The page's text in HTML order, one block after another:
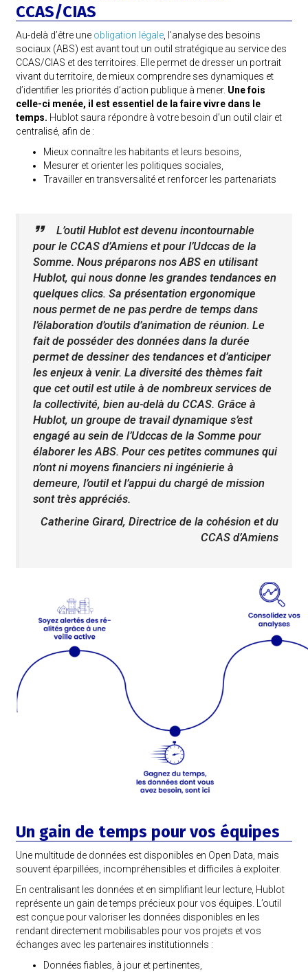
CCAS/CIAS
Au-delà d’être une obligation légale, l’analyse des besoins
sociaux (ABS) est avant tout un outil stratégique au service des
CCAS/CIAS et des territoires. Elle permet de dresser un portrait
vivant du territoire, de mieux comprendre ses dynamiques et
d’identifier les priorités d’action publique à mener. Une fois
celle-ci menée, il est essentiel de la faire vivre dans le
temps. Hublot saura répondre à votre besoin d’un outil clair et
centralisé, afin de :
Mieux connaître les habitants et leurs besoins,
Mesurer et orienter les politiques sociales,
Travailler en transversalité et renforcer les partenariats
L’outil Hublot est devenu incontournable
pour le CCAS d’Amiens et pour l’Udccas de la
Somme. Nous préparons nos ABS en utilisant
Hublot, qui nous donne les grandes tendances en
quelques clics. Sa présentation ergonomique
nous permet de ne pas perdre de temps dans
l’élaboration d’outils d’animation de réunion. Le
fait de posséder des données dans la durée
permet de dessiner des tendances et d’anticiper
les enjeux à venir. La diversité des thèmes fait
que cet outil est utile à de nombreux services de
la collectivité, bien au-delà du CCAS. Grâce à
Hublot, un groupe de travail dynamique s’est
engagé au sein de l’Udccas de la Somme pour
élaborer les ABS. Pour ces petites communes qui
n’ont ni moyens financiers ni ingénierie à
demeure, l’outil et l’appui du chargé de mission
sont très appréciés.
Catherine Girard, Directrice de la cohésion et du
CCAS d’Amiens
Un gain de temps pour vos équipes
Une multitude de données est disponibles en Open Data, mais
souvent éparpillées, incompréhensibles et difficiles à exploiter.
En centralisant les données et en simplifiant leur lecture, Hublot
représente un gain de temps précieux pour vos équipes. L’outil
est conçue pour valoriser les données disponibles en les
rendant directement mobilisables pour vos projets et vos
échanges avec les partenaires institutionnels :
Données fiables, à jour et pertinentes,